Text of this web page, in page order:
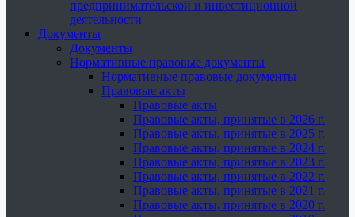
предпринимательской и инвестиционной
деятельности
Документы
Документы
Нормативные правовые документы
Нормативные правовые документы
Правовые акты
Правовые акты
Правовые акты, принятые в 2026 г.
Правовые акты, принятые в 2025 г.
Правовые акты, принятые в 2024 г.
Правовые акты, принятые в 2023 г.
Правовые акты, принятые в 2022 г.
Правовые акты, принятые в 2021 г.
Правовые акты, принятые в 2020 г.